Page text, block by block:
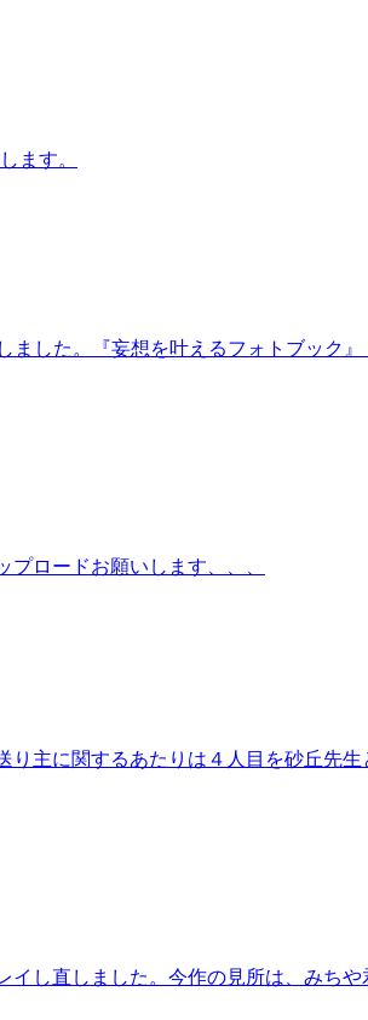
ます。
ました。『妄想を叶えるフォトブック
ロードお願いします、、、
主に関するあたりは４人目を砂丘先生
し直しました。今作の見所は、みちや